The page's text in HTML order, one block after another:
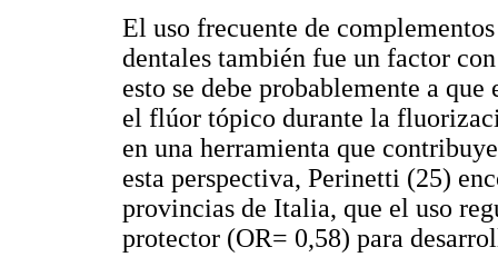
El uso frecuente de
dentales también fue un factor
esto se debe probablemente a
el flúor tópico durante la
en una herramienta que
esta perspectiva, Perinetti (25)
provincias de Italia, que el uso
protector (OR= 0,58) para